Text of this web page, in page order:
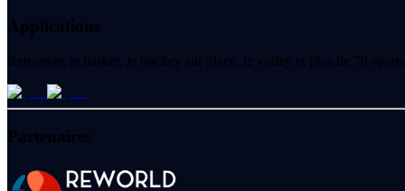
Applications
Retrouvez le basket, le hockey sur glace, le volley et plus de 70
Partenaires